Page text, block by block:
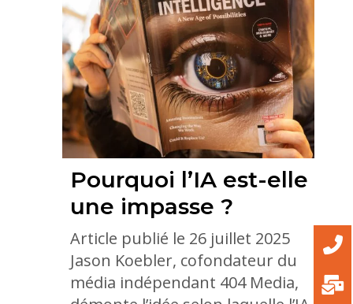
Pourquoi l’IA est-elle
une impasse ?
Article publié le 26 juillet 2025
Jason Koebler, cofondateur du
média indépendant 404 Media,